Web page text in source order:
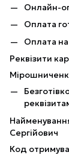
Онлайн-
Оплата
Оплата
Реквізити
Сергійович
Код